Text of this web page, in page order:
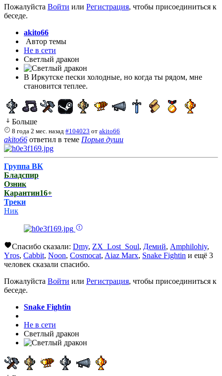
Пожалуйста Войти или Регистрация, чтобы присоединиться к
беседе.
akito66
Автор темы
Не в сети
Светлый дракон
В Иркутске пески холодные, но когда ты рядом, мне
становится теплее.
Больше
8 года 2 мес. назад #104023 отakito66
akito66 ответил в теме Порыв души
Группа ВК
Бладспир
Озник
Карантин16+
Треки
Ник
Спасибо сказали: Dmy, ZX_Lost_Soul, Демий, Amphilohiy,
Yros, Cabbit, Noon, Cosmocat, Aiaz Marx, Snake Fightin и ещё 3
человек сказали спасибо.
Пожалуйста Войти или Регистрация, чтобы присоединиться к
беседе.
Snake Fightin
Не в сети
Светлый дракон